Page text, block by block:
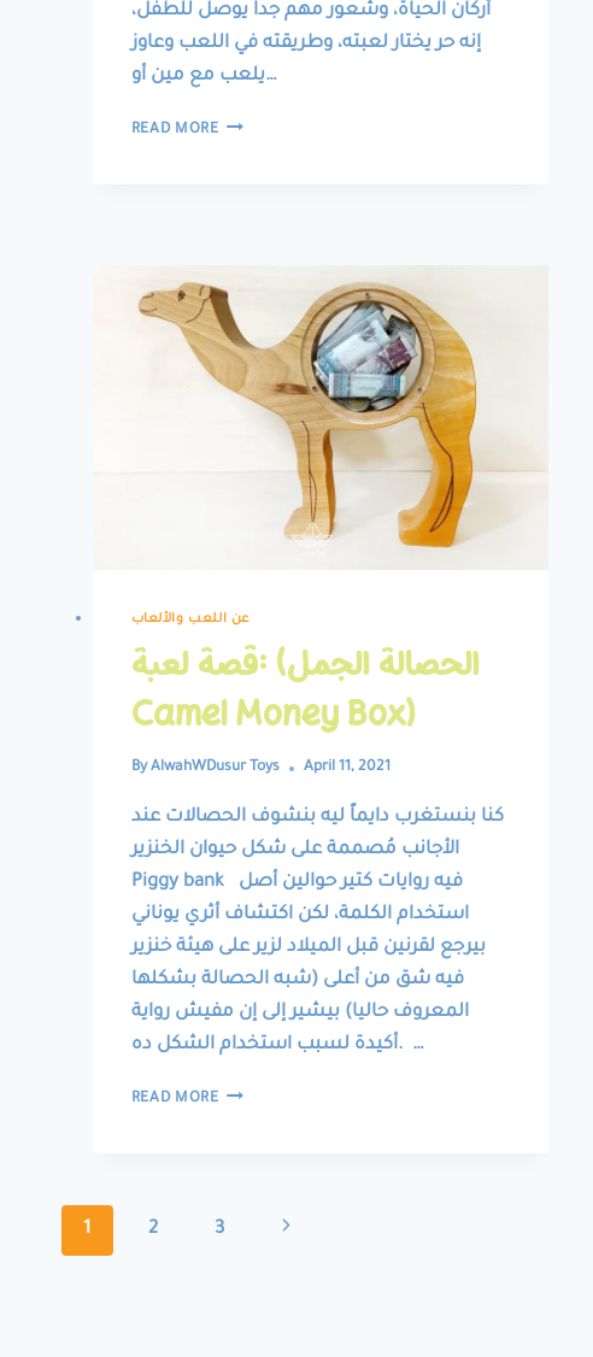
أركان الحياة، وشعور مهم جداً يوصل للطفل،
إنه حر يختار لعبته، وطريقته في اللعب وعاوز
يلعب مع مين أو…
READ MOREالحرية
عن اللعب والألعاب
قصة لعبة: (الحصالة الجمل
Camel Money Box)
By AlwahWDusur Toys April 11, 2021
كنا بنستغرب دايماً ليه بنشوف الحصالات عند
الأجانب مُصممة على شكل حيوان الخنزير
Piggy bank فيه روايات كتير حوالين أصل
استخدام الكلمة، لكن اكتشاف أثري يوناني
بيرجع لقرنين قبل الميلاد لزير على هيئة خنزير
فيه شق من أعلى (شبه الحصالة بشكلها
المعروف حاليا) بيشير إلى إن مفيش رواية
أكيدة لسبب استخدام الشكل ده. …
READ MOREقصة
MONEY
Page
1 2 3 Next